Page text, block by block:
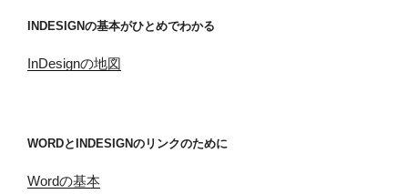
INDESIGNの基本がひとめでわかる
InDesignの地図
WORDとINDESIGNのリンクのために
Wordの基本